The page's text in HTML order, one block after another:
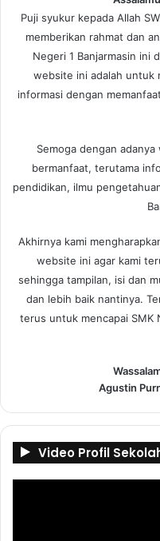
Puji syukur kepada Allah
memberikan rahmat dan
Negeri 1 Banjarmasin ini
website ini adalah untuk
informasi dengan
Semoga dengan
bermanfaat, terutama
pendidikan, ilmu
Akhirnya kami
website ini agar kami
sehingga tampilan, isi dan
dan lebih baik nantinya.
terus untuk mencapai SMK
Agustin
Video Profil